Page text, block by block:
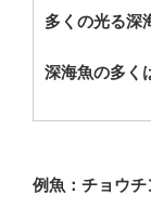
多くの光る深
深海魚の多く
例魚：チョウチ